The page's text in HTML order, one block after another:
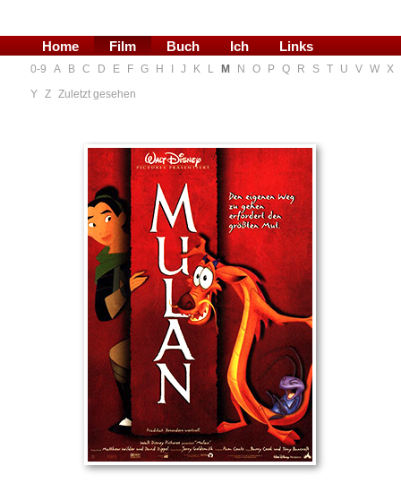
Home Film Buch Ich Links
0-9 A B C D E F G H J K L M N O P Q R S T U V W X
Y Z Zuletzt gesehen